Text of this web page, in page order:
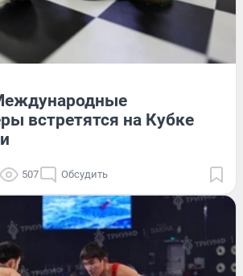
встретятся на Кубке
507 Обсудить